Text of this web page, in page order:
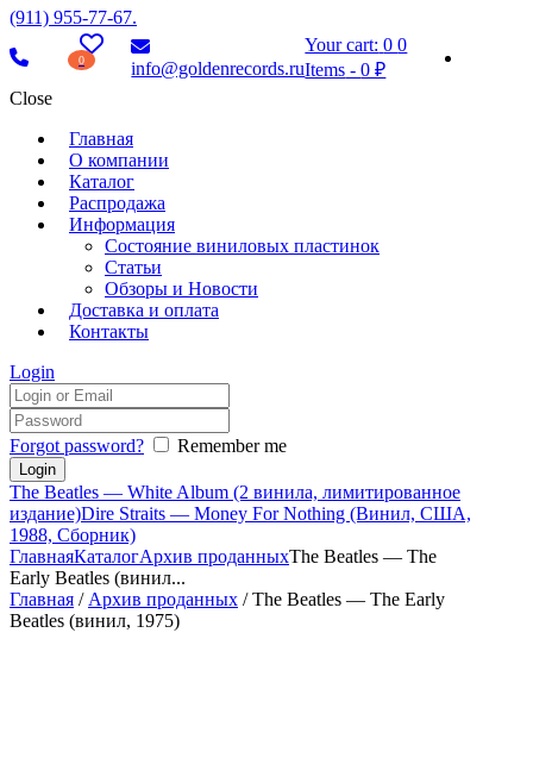
(911) 955-77-67.
0 info@goldenrecords.ru
Your cart: 00
Items -0 ₽
Close
Главная
О компании
Каталог
Распродажа
Информация
Состояние виниловых пластинок
Статьи
Обзоры и Новости
Доставка и оплата
Контакты
Login
Forgot password? Remember me
The Beatles — White Album (2 винила, лимитированное
издание)Dire Straits — Money For Nothing (Винил, США,
1988, Сборник)
ГлавнаяКаталогАрхив проданныхThe Beatles — The
Early Beatles (винил...
Главная / Архив проданных / The Beatles — The Early
Beatles (винил, 1975)